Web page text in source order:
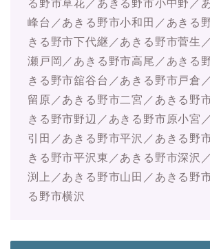
る野市草花／あきる野市小中野／
峰台／あきる野市小和田／あきる
きる野市下代継／あきる野市菅生
瀬戸岡／あきる野市高尾／あきる
きる野市舘谷台／あきる野市戸倉
留原／あきる野市二宮／あきる野
きる野市野辺／あきる野市原小宮
引田／あきる野市平沢／あきる野
きる野市平沢東／あきる野市深沢
渕上／あきる野市山田／あきる野
る野市横沢